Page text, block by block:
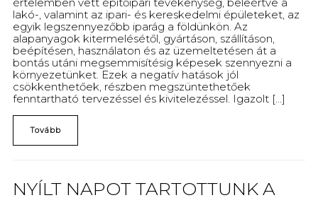
lakó-, valamint az ipari- és kereskedelmi épületeket, az
egyik legszennyezőbb iparág a földünkön. Az
alapanyagok kitermelésétől, gyártáson, szállításon,
beépítésen, használaton és az üzemeltetésen át a
bontás utáni megsemmisítésig képesek szennyezni a
környezetünket. Ezek a negatív hatások jól
csökkenthetőek, részben megszüntethetőek
fenntartható tervezéssel és kivitelezéssel. Igazolt [...]
Tovább
NYÍLT NAPOT TARTOTTUNK A